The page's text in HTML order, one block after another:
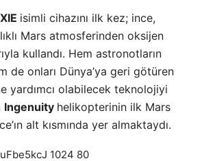
isimli cihazını ilk kez; ince,
Mars atmosferinden oksijen
kullandı. Hem astronotların
de onları Dünya’ya geri götüren
yardımcı olabilecek teknolojiyi
Ingenuity helikopterinin ilk Mars
alt kısmında yer almaktaydı.